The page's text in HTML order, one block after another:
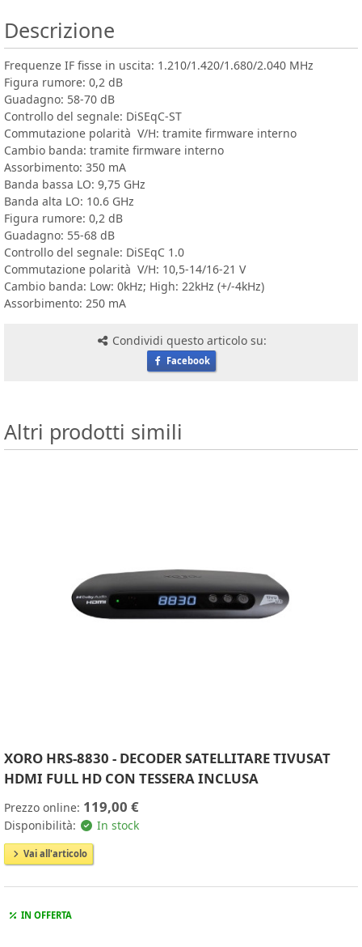
Descrizione
Frequenze IF fisse in uscita: 1.210/1.420/1.680/2.040 MHz
Figura rumore: 0,2 dB
Guadagno: 58-70 dB
Controllo del segnale: DiSEqC-ST
Commutazione polarità V/H: tramite firmware interno
Cambio banda: tramite firmware interno
Assorbimento: 350 mA
Banda bassa LO: 9,75 GHz
Banda alta LO: 10.6 GHz
Figura rumore: 0,2 dB
Guadagno: 55-68 dB
Controllo del segnale: DiSEqC 1.0
Commutazione polarità V/H: 10,5-14/16-21 V
Cambio banda: Low: 0kHz; High: 22kHz (+/-4kHz)
Assorbimento: 250 mA
Condividi questo articolo su:
Facebook
Altri prodotti simili
XORO HRS-8830 - DECODER SATELLITARE TIVUSAT
HDMI FULL HD CON TESSERA INCLUSA
Prezzo online: 119,00 €
Disponibilità: In stock
Vai all'articolo
IN OFFERTA